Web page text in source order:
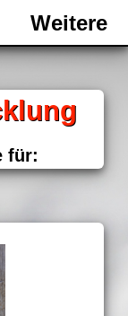
Weitere
für: